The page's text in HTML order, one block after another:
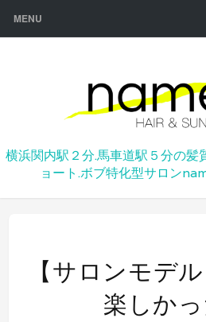
MENU
横浜関内駅２分.馬車道駅５分の髪
ョート.ボブ特化型サロン
【サロンモデ
楽しか